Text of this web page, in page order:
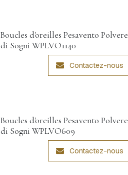
Boucles d'oreilles Pesavento Polvere
di Sogni WPLVO1140
Contactez-nous
Boucles d'oreilles Pesavento Polvere
di Sogni WPLVO609
Contactez-nous